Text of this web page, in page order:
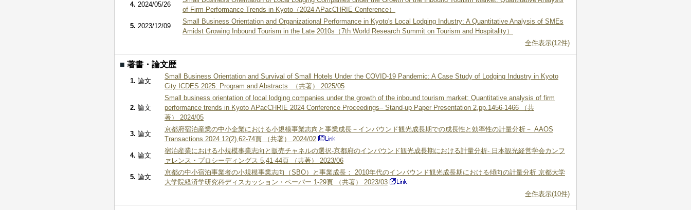
4. 2024/05/26
of Firm Performance Trends in Kyoto（2024 APacCHRIE Conference）
5. 2023/12/09
Small Business Orientation and Organizational Performance in Kyoto's Local Lodging Industry: A Quantitative Analysis of SMEs
Amidst Growing Inbound Tourism in the Late 2010s（7th World Research Summit on Tourism and Hospitality）
全件表示(12件)
■ 著書・論文歴
1. 論文
Small Business Orientation and Survival of Small Hotels Under the COVID-19 Pandemic: A Case Study of Lodging Industry in Kyoto
City ICDES 2025: Program and Abstracts （共著） 2025/05
2. 論文
Small business orientation of local lodging companies under the growth of the inbound tourism market: Quantitative analysis of firm
performance trends in Kyoto APacCHRIE 2024 Conference Proceedings– Stand-up Paper Presentation 2,pp.1456-1466 （共
著） 2024/05
3. 論文
京都府宿泊産業の中小企業における小規模事業志向と事業成長－インバウンド観光成長期での成長性と効率性の計量分析－ AAOS
Transactions 2024 12(2),62-74頁 （共著） 2024/02
4. 論文
宿泊産業における小規模事業志向と販売チャネルの選択-京都府のインバウンド観光成長期における計量分析- 日本観光経営学会カンフ
ァレンス・プロシーディングス 5,41-44頁 （共著） 2023/06
5. 論文
京都の中小宿泊事業者の小規模事業志向（SBO）と事業成長： 2010年代のインバウンド観光成長期における傾向の計量分析 京都大学
大学院経済学研究科ディスカッション・ペーパー 1-29頁 （共著） 2023/03
全件表示(10件)